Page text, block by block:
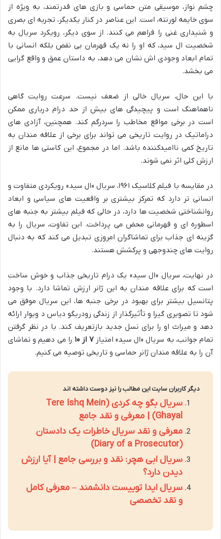
چشم نواز، موسیقی متن حماسی و بازی های قدرتمند، به ویژه از
سوی خایمه لورنته، است. این عناصر در کنار یکدیگر، تجربه ای بصری
و شنیداری غنی را فراهم می کنند. از سوی دیگر، رویکرد سریال به
شخصیت ال سید، که او را نه یک قهرمان بی نقص بلکه انسانی با
تمام ابعاد وجودی اش نشان می دهد، به داستان عمق و واقع گرایی
می بخشد.
با این حال، سریال خالی از ضعف نیست. سرعت روایت گاهی
ناهماهنگ است و پیچیدگی های بیش از حد درام درباری ممکن
است در برخی مواقع مخاطب را سردرگم کند. همچنین، آزادی های
دراماتیک در روایت تاریخی می تواند برای برخی از علاقه مندان به
تاریخ کمی ناامیدکننده باشد. اما در مجموع، این کاستی ها مانع از
ارزش کلی اثر نمی شوند.
در مقایسه با فیلم کلاسیک ۱۹۶۱، سریال «ال سید» رویکردی متفاوت و
انسانی تر دارد که تمرکز بیشتری بر واقعیت های سیاسی و ابعاد
روانشناختی شخصیت ها دارد، در حالی که فیلم بیشتر به جنبه های
اسطوره ای و قهرمانی محض می پرداخت. این تفاوت، سریال را به
گزینه ای جذاب برای تماشاگران امروزی تبدیل می کند که به دنبال
روایت های چندوجهی و پرکشش هستند.
در نهایت، سریال «ال سید» یک درام تاریخی جذاب و خوش ساخت
است که برای علاقه مندان به این ژانر ارزش تماشا دارد. با وجود
پتانسیل بیشتر برای بهبود در برخی جنبه ها، این سریال موفق می
شود تا تصویری گیرا و تأثیرگذار از زندگی رودریگو دیاس د ویوار ارائه
دهد و میراث او را برای نسل جدید بازتعریف کند. با در نظر گرفتن
تمام جوانب، به سریال «ال سید» امتیاز۷ از ۱۰
را می دهیم و تماشای
آن را به علاقه مندان ژانر حماسی و تاریخی توصیه می کنیم.
دیگر کاربران سایت این مطالب را نیز دوست داشته اند
سریال بگو چه کردی (Tere Ishq Mein
Ghayal) | معرفی و نقد جامع
معرفی و نقد سریال خاطرات یک دادستان
(Diary of a Prosecutor)
سریال ابی هچر: نقد و بررسی جامع | آیا ارزش
دیدن دارد؟
سریال ایدا توییست دانشمند – معرفی کامل
و نقد تخصصی